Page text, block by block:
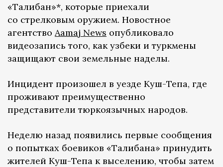
«Талибан»*, которые приехали
со стрелковым оружием. Новостное
агентство Aamaj News опубликовало
видеозапись того, как узбеки и туркмены
защищают свои земельные наделы.
Инцидент произошел в уезде Куш-Тепа, где
проживают преимущественно
представители тюркоязычных народов.
Неделю назад появились первые сообщения
о попытках боевиков «Талибана» принудить
жителей Куш-Тепа к выселению, чтобы затем